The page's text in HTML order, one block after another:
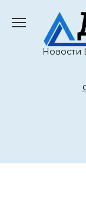
содержанию
Новости